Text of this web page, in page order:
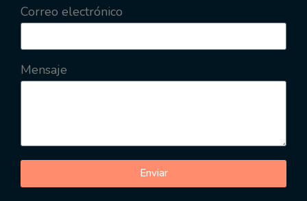
Correo electrónico
Mensaje
Enviar